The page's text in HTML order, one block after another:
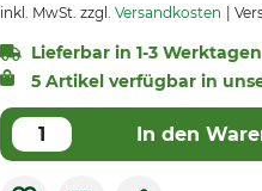
inkl. MwSt. zzgl. Versandkosten
Lieferbar in 1-3
5 Artikel verfügbar in
In den